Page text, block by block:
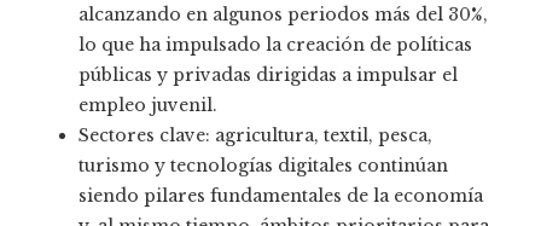
alcanzando en algunos periodos más del 30%,
lo que ha impulsado la creación de políticas
públicas y privadas dirigidas a impulsar el
empleo juvenil.
Sectores clave: agricultura, textil, pesca,
turismo y tecnologías digitales continúan
siendo pilares fundamentales de la economía